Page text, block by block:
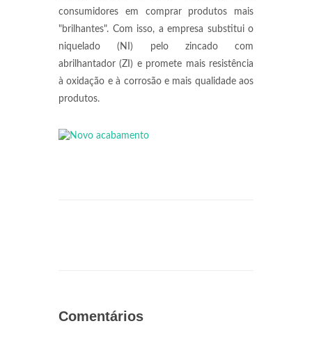
consumidores em comprar produtos mais
"brilhantes". Com isso, a empresa substitui o
niquelado (NI) pelo zincado com
abrilhantador (ZI) e promete mais resistência
à oxidação e à corrosão e mais qualidade aos
produtos.
Comentários